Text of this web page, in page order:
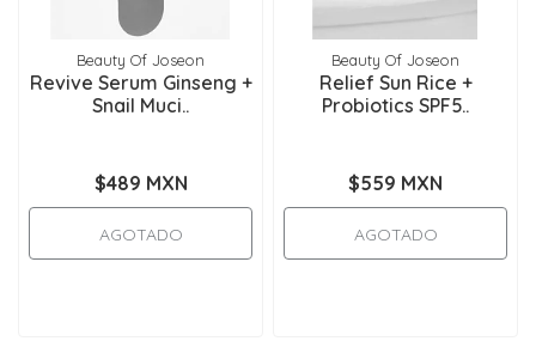
Beauty Of Joseon
Revive Serum Ginseng +
Snail Muci..
$489 MXN
AGOTADO
Beauty Of Joseon
Relief Sun Rice +
Probiotics SPF5..
$559 MXN
AGOTADO